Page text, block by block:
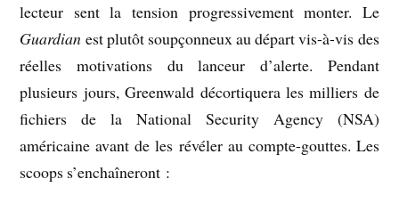
lecteur sent la tension progressivement monter. Le
Guardian est plutôt soupçonneux au départ vis-à-vis des
réelles motivations du lanceur d’alerte. Pendant
plusieurs jours, Greenwald décortiquera les milliers de
fichiers de la National Security Agency (NSA)
américaine avant de les révéler au compte-gouttes. Les
scoops s’enchaîneront :